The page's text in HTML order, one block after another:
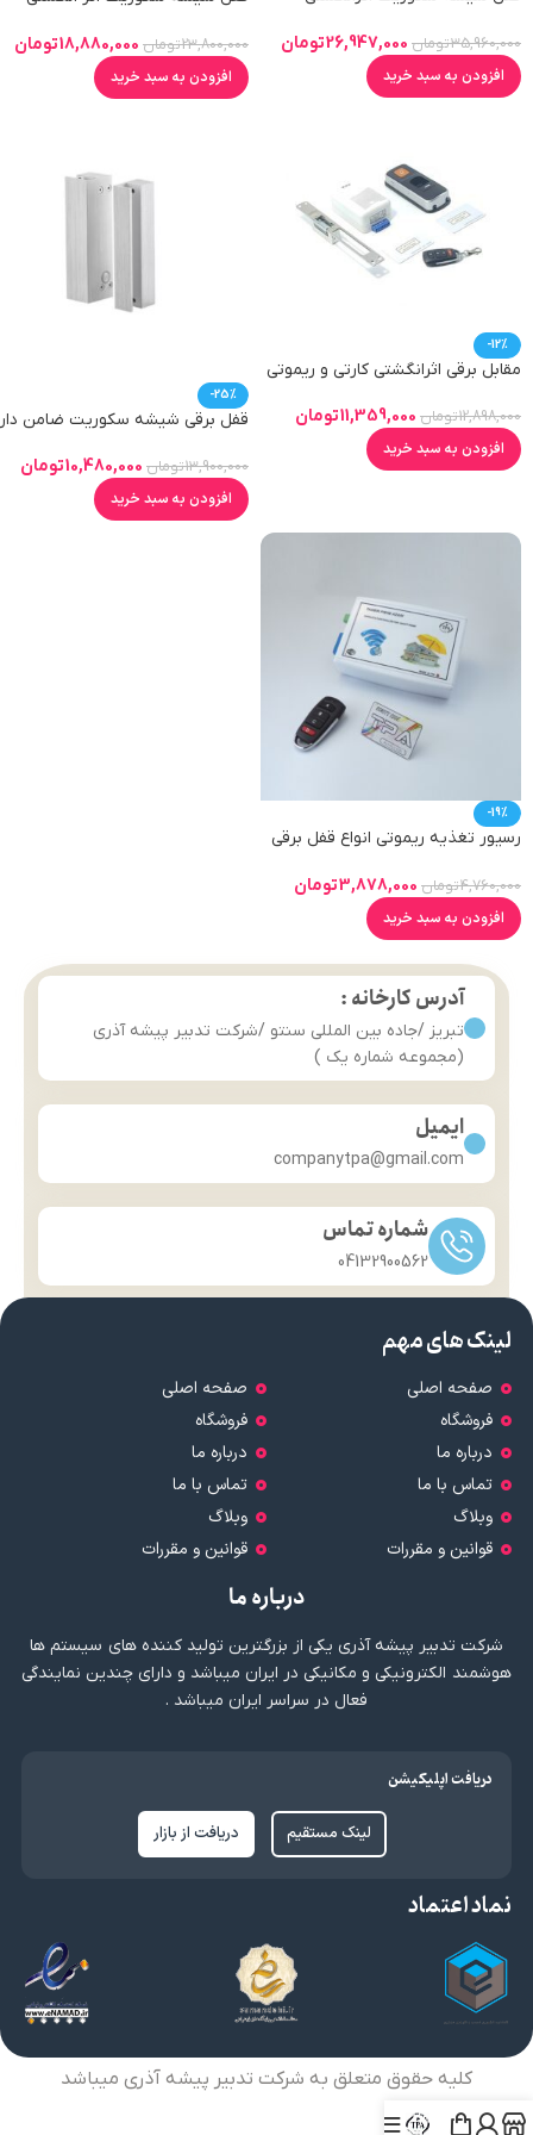
35,960,000تومان 26,947,000تومان
افزودن به سبد خرید
23,800,000تومان 18,880,000تومان
افزودن به سبد خرید
-12%
مقابل برقی اثرانگشتی کارتی و ریموتی
12,898,000تومان 11,359,000تومان
افزودن به سبد خرید
-25%
قفل برقی شیشه سکوریت ضامن دار
13,900,000تومان 10,480,000تومان
افزودن به سبد خرید
-19%
رسیور تغذیه ریموتی انواع قفل برقی
4,760,000تومان 3,878,000تومان
افزودن به سبد خرید
آدرس کارخانه :
تبریز /جاده بین المللی سنتو /شرکت تدبیر پیشه آذری
(مجموعه شماره یک )
ایمیل
companytpa@gmail.com
شماره تماس
04132900562
لینک های مهم
صفحه اصلی
فروشگاه
درباره ما
تماس با ما
وبلاگ
قوانین و مقررات
صفحه اصلی
فروشگاه
درباره ما
تماس با ما
وبلاگ
قوانین و مقررات
درباره ما
شرکت تدبیر پیشه آذری یکی از بزرگترین تولید کننده های سیستم ها
هوشمند الکترونیکی و مکانیکی در ایران میباشد و دارای چندین نمایندگی
فعال در سراسر ایران میباشد .
دریافت اپلیکیشن
لینک مستقیم دریافت از بازار
نماد اعتماد
کلیه حقوق متعلق به شرکت تدبیر پیشه آذری میباشد